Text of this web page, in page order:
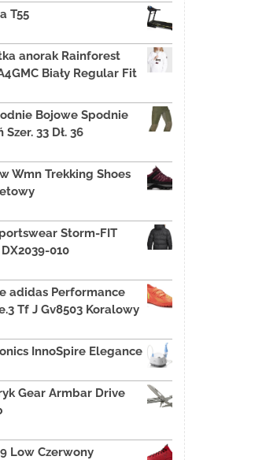
T55
anorak Rainforest
Biały Regular Fit
Bojowe Spodnie
33 Dł. 36
Wmn Trekking Shoes
Storm-FIT
010
adidas Performance
Tf J Gv8503 Koralowy
InnoSpire Elegance
Gear Armbar Drive
Low Czerwony